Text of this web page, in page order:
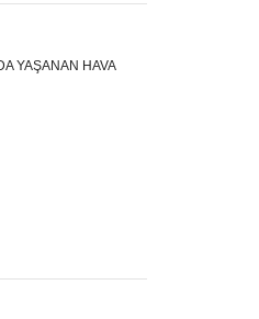
YAŞANAN HAVA